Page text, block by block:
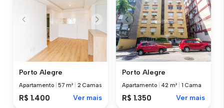
Porto Alegre
Apartamento |57 m² 2 Camas
R$ 1.400 Ver mais
Porto Alegre
Apartamento 42 m² 1 Cama
R$ 1.350 Ver mais